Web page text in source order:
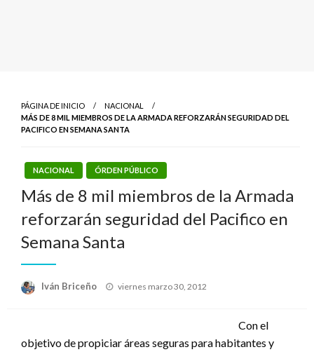
PÁGINA DE INICIO
NACIONAL
MÁS DE 8 MIL MIEMBROS DE LA ARMADA REFORZARÁN SEGURIDAD DEL
PACIFICO EN SEMANA SANTA
NACIONAL ÓRDEN PÚBLICO
Más de 8 mil miembros de la Armada
reforzarán seguridad del Pacifico en
Semana Santa
Iván Briceño
Publicado
viernes marzo 30, 2012
Con el
objetivo de propiciar áreas seguras para habitantes y